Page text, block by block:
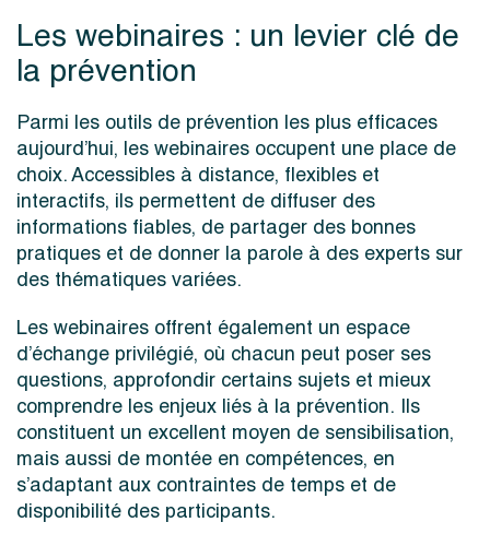
Les webinaires : un levier clé de
la prévention
Parmi les outils de prévention les plus efficaces
aujourd’hui, les webinaires occupent une place de
choix. Accessibles à distance, flexibles et
interactifs, ils permettent de diffuser des
informations fiables, de partager des bonnes
pratiques et de donner la parole à des experts sur
des thématiques variées.
Les webinaires offrent également un espace
d’échange privilégié, où chacun peut poser ses
questions, approfondir certains sujets et mieux
comprendre les enjeux liés à la prévention. Ils
constituent un excellent moyen de sensibilisation,
mais aussi de montée en compétences, en
s’adaptant aux contraintes de temps et de
disponibilité des participants.